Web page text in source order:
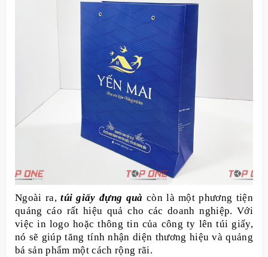
Ngoài ra,túi giấy đựng quà còn là một phương tiện
quảng cáo rất hiệu quả cho các doanh nghiệp. Với
việc in logo hoặc thông tin của công ty lên túi giấy,
nó sẽ giúp tăng tính nhận diện thương hiệu và quảng
bá sản phẩm một cách rộng rãi.